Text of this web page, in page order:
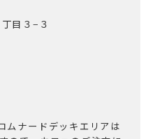
目３−３
ムナードデッキエリアは